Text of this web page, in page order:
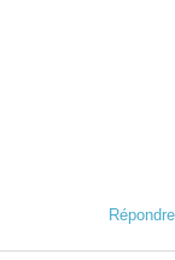
Répondre